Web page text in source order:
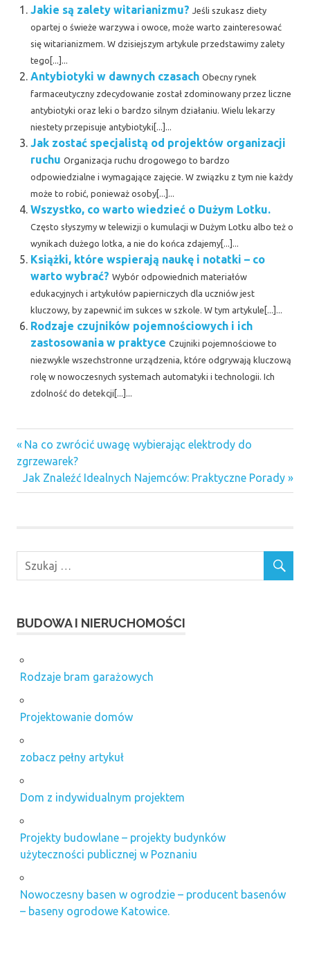
Jakie są zalety witarianizmu? Jeśli szukasz diety
opartej o świeże warzywa i owoce, może warto zainteresować
się witarianizmem. W dzisiejszym artykule przedstawimy zalety
tego[...]...
Antybiotyki w dawnych czasach Obecny rynek
farmaceutyczny zdecydowanie został zdominowany przez liczne
antybiotyki oraz leki o bardzo silnym działaniu. Wielu lekarzy
niestety przepisuje antybiotyki[...]...
Jak zostać specjalistą od projektów organizacji
ruchu Organizacja ruchu drogowego to bardzo
odpowiedzialne i wymagające zajęcie. W związku z tym nie każdy
może to robić, ponieważ osoby[...]...
Wszystko, co warto wiedzieć o Dużym Lotku.
Często słyszymy w telewizji o kumulacji w Dużym Lotku albo też o
wynikach dużego lotka, a nie do końca zdajemy[...]...
Książki, które wspierają naukę i notatki – co
warto wybrać? Wybór odpowiednich materiałów
edukacyjnych i artykułów papierniczych dla uczniów jest
kluczowy, by zapewnić im sukces w szkole. W tym artykule[...]...
Rodzaje czujników pojemnościowych i ich
zastosowania w praktyce Czujniki pojemnościowe to
niezwykle wszechstronne urządzenia, które odgrywają kluczową
rolę w nowoczesnych systemach automatyki i technologii. Ich
zdolność do detekcji[...]...
Nawigacja
wpisu
Previous
Post:
Na co zwrócić uwagę wybierając elektrody do
zgrzewarek?
Next
Post:
Jak Znaleźć Idealnych Najemców: Praktyczne Porady
BUDOWA I NIERUCHOMOŚCI
Rodzaje bram garażowych
Projektowanie domów
zobacz pełny artykuł
Dom z indywidualnym projektem
Projekty budowlane – projekty budynków
użyteczności publicznej w Poznaniu
Nowoczesny basen w ogrodzie – producent basenów
– baseny ogrodowe Katowice.